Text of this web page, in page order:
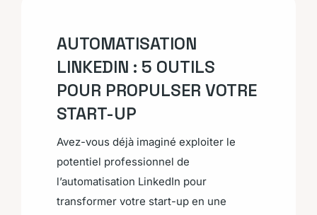
AUTOMATISATION
LINKEDIN : 5 OUTILS
POUR PROPULSER VOTRE
START-UP
Avez-vous déjà imaginé exploiter le
potentiel professionnel de
l’automatisation LinkedIn pour
transformer votre start-up en une